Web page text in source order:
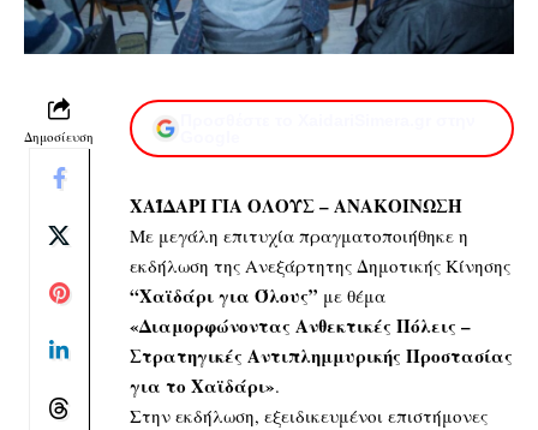
Δημοσίευση
ΧΑΪΔΑΡΙ ΓΙΑ ΟΛΟΥΣ – ΑΝΑΚΟΙΝΩΣΗ
Με μεγάλη επιτυχία πραγματοποιήθηκε η
εκδήλωση της Ανεξάρτητης Δημοτικής Κίνησης
“Χαϊδάρι για Όλους” με θέμα
«Διαμορφώνοντας Ανθεκτικές Πόλεις –
Στρατηγικές Αντιπλημμυρικής Προστασίας
για το Χαϊδάρι».
Στην εκδήλωση, εξειδικευμένοι επιστήμονες